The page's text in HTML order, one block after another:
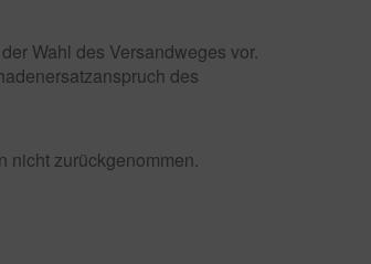
Wahl des Versandweges vor.
des
nicht zurückgenommen.